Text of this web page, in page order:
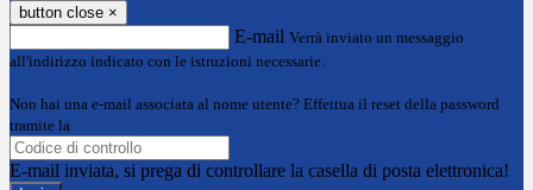
button close ×
E-mail Verrà inviato un messaggio
all'indirizzo indicato con le istruzioni necessarie.
Non hai una e-mail associata al nome utente? Effettua il reset della password
tramite la
E-mail inviata, si prega di controllare la casella di posta elettronica!